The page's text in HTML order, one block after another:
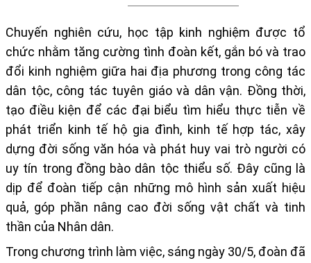
Chuyến nghiên cứu, học tập kinh nghiệm được tổ
chức nhằm tăng cường tình đoàn kết, gắn bó và trao
đổi kinh nghiệm giữa hai địa phương trong công tác
dân tộc, công tác tuyên giáo và dân vận. Đồng thời,
tạo điều kiện để các đại biểu tìm hiểu thực tiễn về
phát triển kinh tế hộ gia đình, kinh tế hợp tác, xây
dựng đời sống văn hóa và phát huy vai trò người có
uy tín trong đồng bào dân tộc thiểu số. Đây cũng là
dịp để đoàn tiếp cận những mô hình sản xuất hiệu
quả, góp phần nâng cao đời sống vật chất và tinh
thần của Nhân dân.
Trong chương trình làm việc, sáng ngày 30/5, đoàn đã